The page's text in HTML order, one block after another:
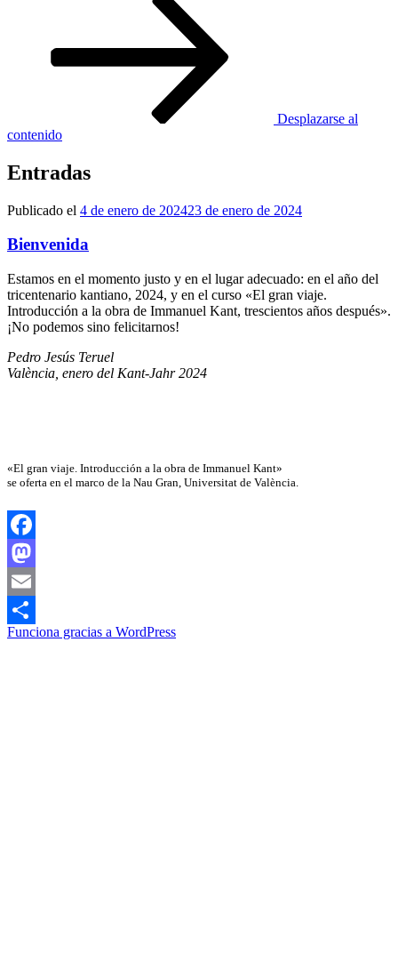
Desplazarse al
contenido
Entradas
Publicado el 4 de enero de 202423 de enero de 2024
Bienvenida
Estamos en el momento justo y en el lugar adecuado: en el año del
tricentenario kantiano, 2024, y en el curso «El gran viaje.
Introducción a la obra de Immanuel Kant, trescientos años después».
¡No podemos sino felicitarnos!
Pedro Jesús Teruel
València, enero del Kant-Jahr 2024
«El gran viaje. Introducción a la obra de Immanuel Kant»
se oferta en el marco de la Nau Gran, Universitat de València.
Facebook
Mastodon
Email
Compartir
Funciona gracias a WordPress